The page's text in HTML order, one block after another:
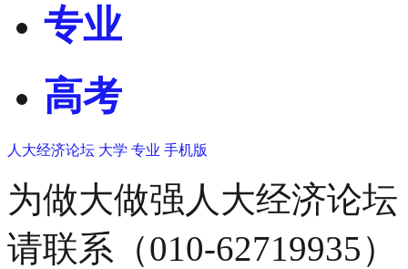
专业
高考
人大经济论坛 大学 专业 手机版
为做大做强人大经济论
请联系（010-62719935）